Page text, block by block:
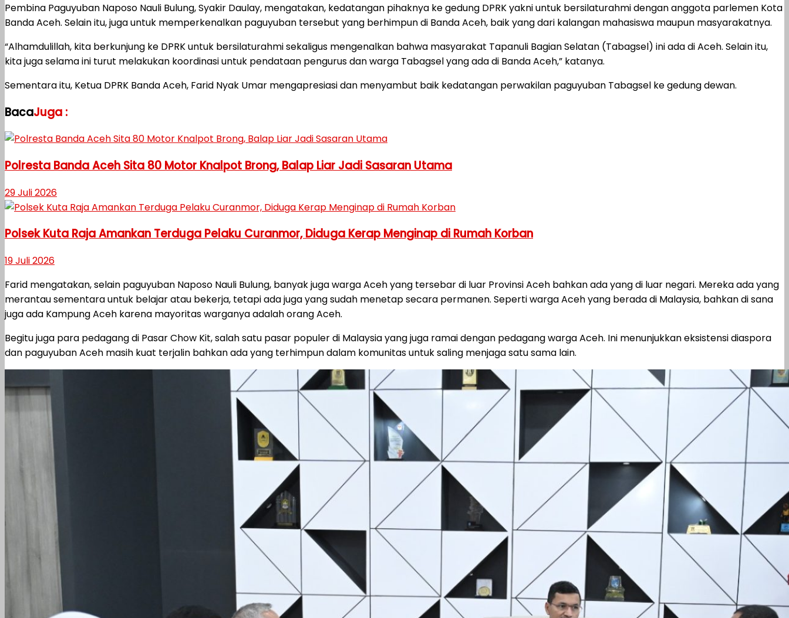
Pembina Paguyuban Naposo Nauli Bulung, Syakir Daulay, mengatakan, kedatangan pihaknya ke gedung DPRK yakni untuk bersilaturahmi dengan anggota parlemen Kota
Banda Aceh. Selain itu, juga untuk memperkenalkan paguyuban tersebut yang berhimpun di Banda Aceh, baik yang dari kalangan mahasiswa maupun masyarakatnya.
“Alhamdulillah, kita berkunjung ke DPRK untuk bersilaturahmi sekaligus mengenalkan bahwa masyarakat Tapanuli Bagian Selatan (Tabagsel) ini ada di Aceh. Selain itu,
kita juga selama ini turut melakukan koordinasi untuk pendataan pengurus dan warga Tabagsel yang ada di Banda Aceh,” katanya.
Sementara itu, Ketua DPRK Banda Aceh, Farid Nyak Umar mengapresiasi dan menyambut baik kedatangan perwakilan paguyuban Tabagsel ke gedung dewan.
BacaJuga :
Polresta Banda Aceh Sita 80 Motor Knalpot Brong, Balap Liar Jadi Sasaran Utama
29 Juli 2026
Polsek Kuta Raja Amankan Terduga Pelaku Curanmor, Diduga Kerap Menginap di Rumah Korban
19 Juli 2026
Farid mengatakan, selain paguyuban Naposo Nauli Bulung, banyak juga warga Aceh yang tersebar di luar Provinsi Aceh bahkan ada yang di luar negari. Mereka ada yang
merantau sementara untuk belajar atau bekerja, tetapi ada juga yang sudah menetap secara permanen. Seperti warga Aceh yang berada di Malaysia, bahkan di sana
juga ada Kampung Aceh karena mayoritas warganya adalah orang Aceh.
Begitu juga para pedagang di Pasar Chow Kit, salah satu pasar populer di Malaysia yang juga ramai dengan pedagang warga Aceh. Ini menunjukkan eksistensi diaspora
dan paguyuban Aceh masih kuat terjalin bahkan ada yang terhimpun dalam komunitas untuk saling menjaga satu sama lain.